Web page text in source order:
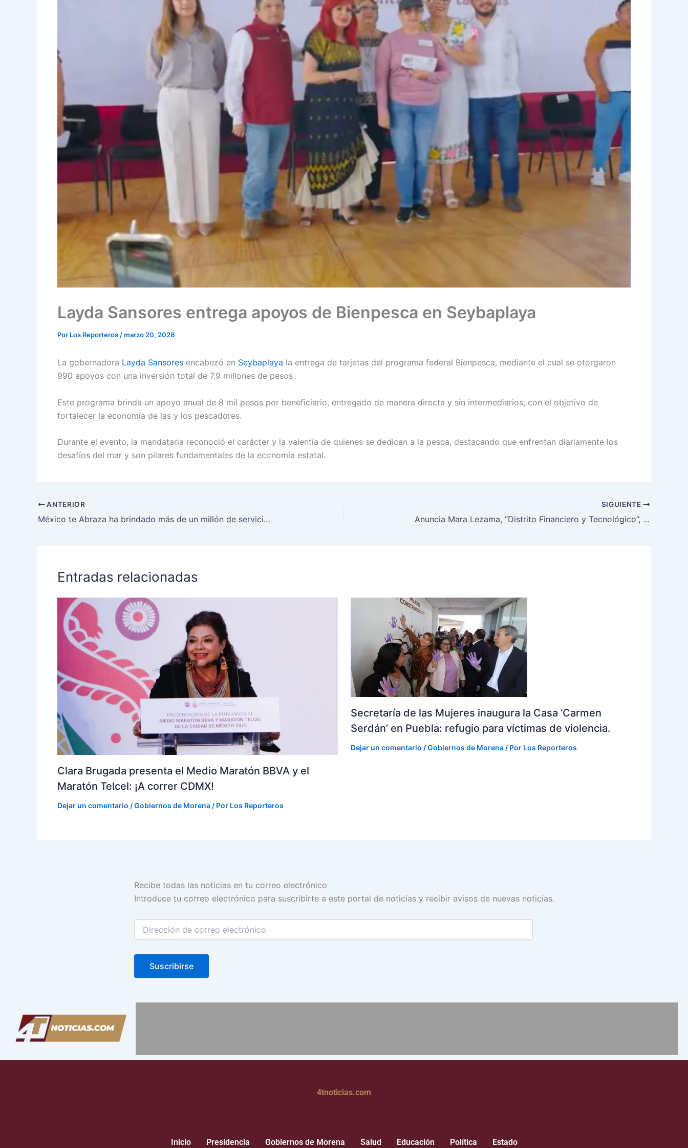
Layda Sansores entrega apoyos de Bienpesca en Seybaplaya
Por Los Reporteros /marzo 20, 2026
La gobernadora Layda Sansores encabezó en Seybaplaya la entrega de tarjetas del programa federal Bienpesca, mediante el cual se otorgaron
990 apoyos con una inversión total de 7.9 millones de pesos.
Este programa brinda un apoyo anual de 8 mil pesos por beneficiario, entregado de manera directa y sin intermediarios, con el objetivo de
fortalecer la economía de las y los pescadores.
Durante el evento, la mandataria reconoció el carácter y la valentía de quienes se dedican a la pesca, destacando que enfrentan diariamente los
desafíos del mar y son pilares fundamentales de la economía estatal.
ANTERIOR
México te Abraza ha brindado más de un millón de servicios; no solo es recurso económico, también es vivienda y seguridad social: Presidenta
SIGUIENTE
Anuncia Mara Lezama, “Distrito Financiero y Tecnológico”, un proyecto que atraerá más crecimiento y desarrollo para Quintana Roo
Entradas relacionadas
Clara Brugada presenta el Medio Maratón BBVA y el
Maratón Telcel: ¡A correr CDMX!
Dejar un comentario /Gobiernos de Morena / Por Los Reporteros
Secretaría de las Mujeres inaugura la Casa ‘Carmen
Serdán’ en Puebla: refugio para víctimas de violencia.
Dejar un comentario /Gobiernos de Morena/ Por Los Reporteros
Recibe todas las noticias en tu correo electrónico
Introduce tu correo electrónico para suscribirte a este portal de noticias y recibir avisos de nuevas noticias.
Dirección
correo
Suscribirse
4tnoticias.com
Inicio Presidencia Gobiernos de Morena Salud Educación Política Estado